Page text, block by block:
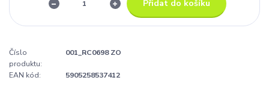
Přidat do košíku
Číslo
produktu:
001_RC0698 ZO
EAN kód: 5905258537412